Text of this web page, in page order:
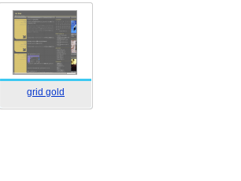
grid gold